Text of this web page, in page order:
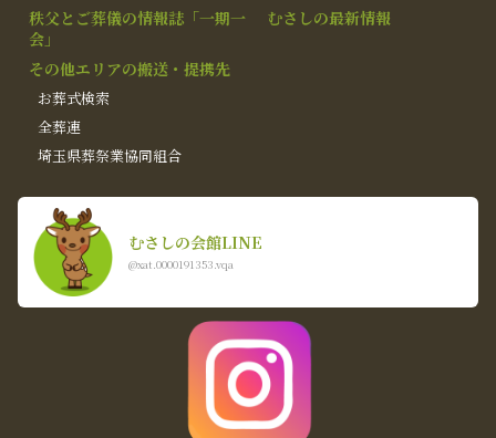
秩父とご葬儀の情報誌「一期一
会」
むさしの最新情報
その他エリアの搬送・提携先
お葬式検索
全葬連
埼玉県葬祭業協同組合
むさしの会館LINE
@xat.0000191353.vqa